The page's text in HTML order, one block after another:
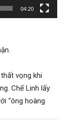
04:20
vọng khi
Chế Linh lấy
“ông hoàng